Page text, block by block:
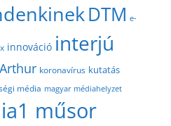
DTM e-
innováció interjú
koronavírus kutatás
média magyar médiahelyzet
műsor